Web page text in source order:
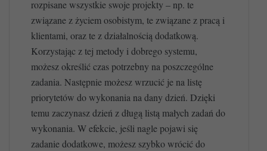
rozpisane wszystkie swoje projekty – np. te
związane z życiem osobistym, te związane z pracą i
klientami, oraz te z działalnością dodatkową.
Korzystając z tej metody i dobrego systemu,
możesz określić czas potrzebny na poszczególne
zadania. Następnie możesz wrzucić je na listę
priorytetów do wykonania na dany dzień. Dzięki
temu zaczynasz dzień z długą listą małych zadań do
wykonania. W efekcie, jeśli nagle pojawi się
zadanie dodatkowe, możesz szybko wrócić do